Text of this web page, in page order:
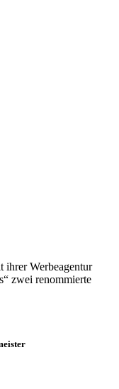
Werbeagentur
zwei renommierte